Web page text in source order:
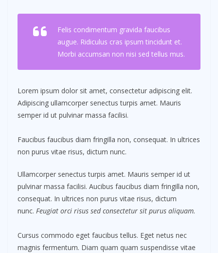
Felis condimentum gravida faucibus
augue. Ridiculus cras ipsum tincidunt et.
Morbi accumsan non nisi sed tellus mus.
Lorem ipsum dolor sit amet, consectetur adipiscing elit.
Adipiscing ullamcorper senectus turpis amet. Mauris
semper id ut pulvinar massa facilisi.
Faucibus faucibus diam fringilla non, consequat. In ultrices
non purus vitae risus, dictum nunc.
Ullamcorper senectus turpis amet. Mauris semper id ut
pulvinar massa facilisi. Aucibus faucibus diam fringilla non,
consequat. In ultrices non purus vitae risus, dictum
nunc. Feugiat orci risus sed consectetur sit purus aliquam.
Cursus commodo eget faucibus tellus. Eget netus nec
magnis fermentum. Diam quam quam suspendisse vitae